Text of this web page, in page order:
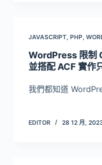
JAVASCRIPT, PHP,
WordPress 限制
並搭配 ACF 實作
我們都知道
EDITOR 28 12 月,